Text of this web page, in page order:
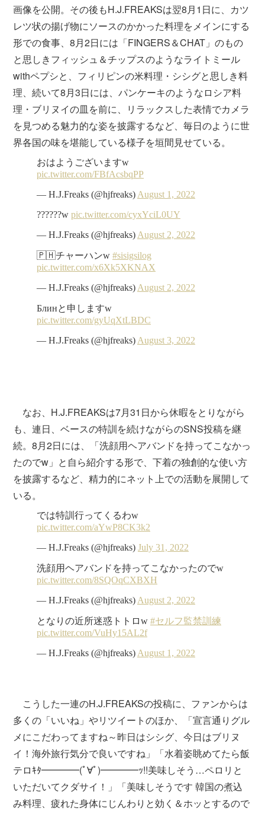
画像を公開。その後もH.J.FREAKSは翌8月1日に、カツ
レツ状の揚げ物にソースのかかった料理をメインにする
形での食事、8月2日には「FINGERS＆CHAT」のもの
と思しきフィッシュ＆チップスのようなライトミール
withペプシと、フィリピンの米料理・シシグと思しき料
理、続いて8月3日には、パンケーキのようなロシア料
理・ブリヌイの皿を前に、リラックスした表情でカメラ
を見つめる魅力的な姿を披露するなど、毎日のように世
界各国の味を堪能している様子を垣間見せている。
なお、H.J.FREAKSは7月31日から休暇をとりながら
も、連日、ベースの特訓を続けながらのSNS投稿を継
続。8月2日には、「洗顔用ヘアバンドを持ってこなかっ
たのでw」と自ら紹介する形で、下着の独創的な使い方
を披露するなど、精力的にネット上での活動を展開して
いる。
こうした一連のH.J.FREAKSの投稿に、ファンからは
多くの「いいね」やリツイートのほか、「宣言通りグル
メにこだわってますね～昨日はシシグ、今日はブリヌ
イ！海外旅行気分で良いですね」「水着姿眺めてたら飯
テロｷﾀ━━━━(ﾟ∀ﾟ)━━━━ｯ!!美味しそう…ペロリと
いただいてクダサイ！」「美味しそうです 韓国の煮込
み料理、疲れた身体にじんわりと効く＆ホッとするので